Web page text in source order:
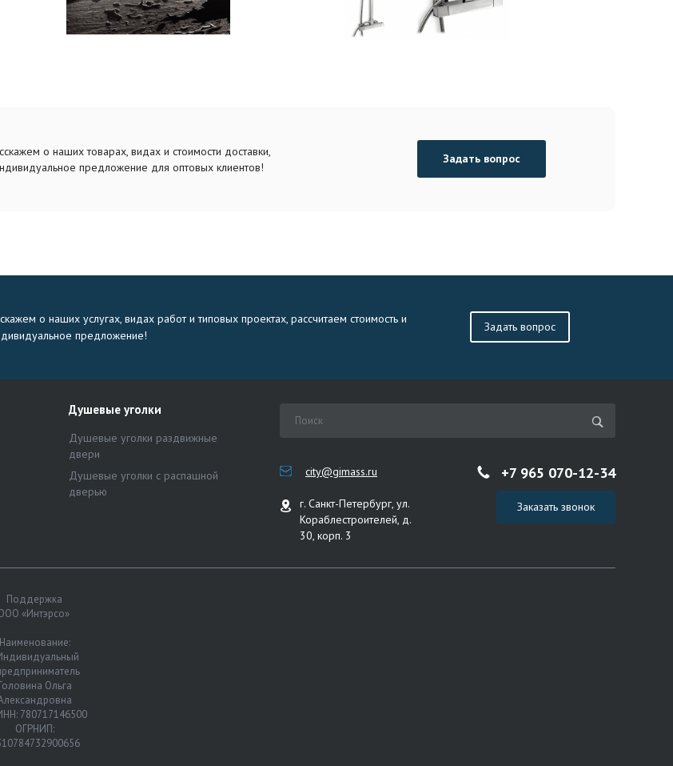
о наших товарах, видах и стоимости доставки,
предложение для оптовых клиентов!
Задать вопрос
о наших услугах, видах работ и типовых проектах, рассчитаем стоимость и
предложение!
Задать вопрос
Душевые уголки
Душевые уголки раздвижные
двери
Душевые уголки с распашной
дверью
city@gimass.ru
г. Санкт-Петербург, ул.
Кораблестроителей, д.
30, корп. 3
+7 965 070-12-34
Заказать звонок
Поддержка
«Интэрсо»
Наименование:
Ольга
780717146500
ОГРНИП: